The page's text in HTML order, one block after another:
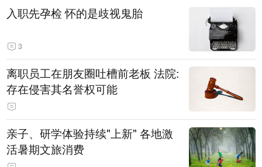
入职先孕检 怀的是歧视鬼胎
3
离职员工在朋友圈吐槽前老板 法院:
存在侵害其名誉权可能
亲子、研学体验持续"上新" 各地激
活暑期文旅消费